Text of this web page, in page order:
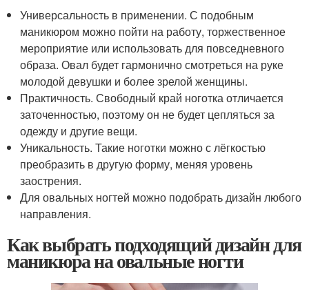
Универсальность в применении. С подобным
маникюром можно пойти на работу, торжественное
мероприятие или использовать для повседневного
образа. Овал будет гармонично смотреться на руке
молодой девушки и более зрелой женщины.
Практичность. Свободный край ноготка отличается
заточенностью, поэтому он не будет цепляться за
одежду и другие вещи.
Уникальность. Такие ноготки можно с лёгкостью
преобразить в другую форму, меняя уровень
заострения.
Для овальных ногтей можно подобрать дизайн любого
направления.
Как выбрать подходящий дизайн для
маникюра на овальные ногти